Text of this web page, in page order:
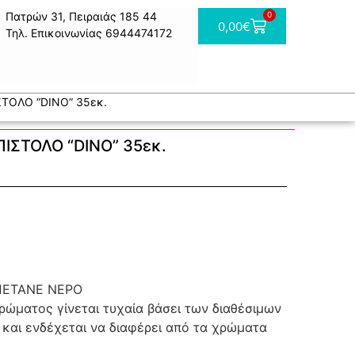
Πατρών 31, Πειραιάς 185 44
Τηλ. Επικοινωνίας 6944474172
0,00€
0
“DINO” 35εκ.
“DINO” 35εκ.
ΝΕΡΟ
γίνεται τυχαία βάσει των διαθέσιμων
ενδέχεται να διαφέρει από τα χρώματα